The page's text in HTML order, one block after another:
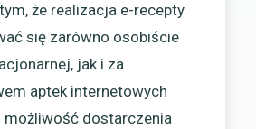
że realizacja e-recepty
się zarówno osobiście
jak i za
aptek internetowych
możliwość dostarczenia